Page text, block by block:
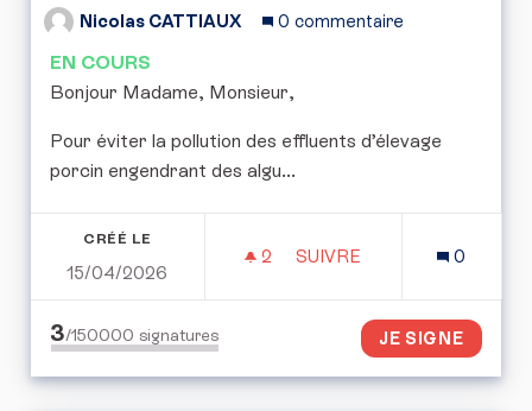
Nicolas CATTIAUX 0 commentaire
EN COURS
Bonjour Madame, Monsieur,
Pour éviter la pollution des effluents d’élevage
porcin engendrant des algu...
CRÉÉ LE
15/04/2026
2 2 ABONNÉS
SUIVRE
0
3/150000 signatures JE SIGNE